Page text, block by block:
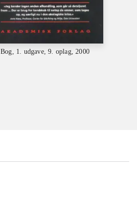
Bog, 1. udgave, 9. oplag, 2000